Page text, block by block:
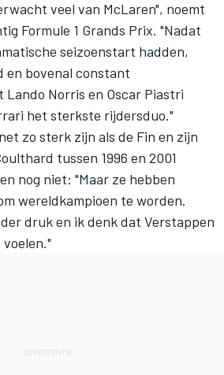
veel van McLaren", noemt
Formule 1 Grands Prix. "Nadat
seizoenstart hadden,
en bovenal constant
Lando Norris en Oscar Piastri
het sterkste rijdersduo."
zo sterk zijn als de Fin en zijn
tussen 1996 en 2001
nog niet: "Maar ze hebben
wereldkampioen te worden.
druk en ik denk dat Verstappen